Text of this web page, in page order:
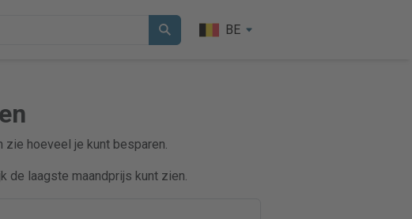
BE
hoeveel je kunt besparen.
de laagste maandprijs kunt zien.